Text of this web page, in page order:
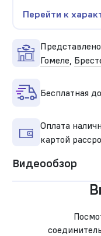
Перейти к
Гомеле,
Бесплатная
Оплата
картой
Видеообзор